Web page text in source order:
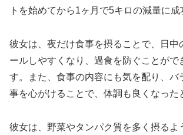
トを始めてから1ヶ月で5キロの減量に成
彼女は、夜だけ食事を摂ることで、日中
ールしやすくなり、過食を防ぐことがで
す。また、食事の内容にも気を配り、バ
事を心がけることで、体調も良くなった
彼女は、野菜やタンパク質を多く摂るよ